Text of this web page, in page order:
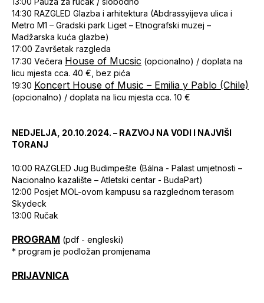
14:30 RAZGLED Glazba i arhitektura (Abdrassyijeva ulica i
Metro M1 – Gradski park Liget – Etnografski muzej –
Madžarska kuća glazbe)
17:00 Završetak razgleda
17:30 Večera House of Mucsic (opcionalno) / doplata na
licu mjesta cca. 40 €, bez pića
19:30 Koncert House of Music – Emilia y Pablo (Chile)
(opcionalno) / doplata na licu mjesta cca. 10 €
NEDJELJA, 20.10.2024. – RAZVOJ NA VODI I NAJVIŠI
TORANJ
10:00 RAZGLED Jug Budimpešte (Bálna - Palast umjetnosti –
Nacionalno kazalište – Atletski centar - BudaPart)
12:00 Posjet MOL-ovom kampusu sa razglednom terasom
Skydeck
13:00 Ručak
PROGRAM (pdf - engleski)
* program je podložan promjenama
PRIJAVNICA